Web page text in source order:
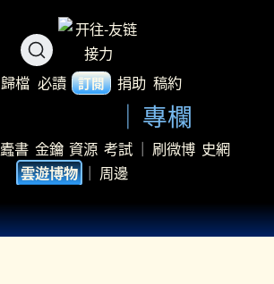
歸檔 必讀 訂閱 捐助 稿約
專欄
蠹書 金鑰 資源 考試 ｜ 刷微博 史網
雲遊博物 ｜ 周邊